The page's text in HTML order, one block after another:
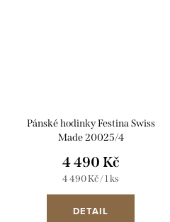
Pánské hodinky Festina Swiss
Made 20025/4
4 490 Kč
Měrná
cena:
4 490 Kč / 1 ks
DETAIL